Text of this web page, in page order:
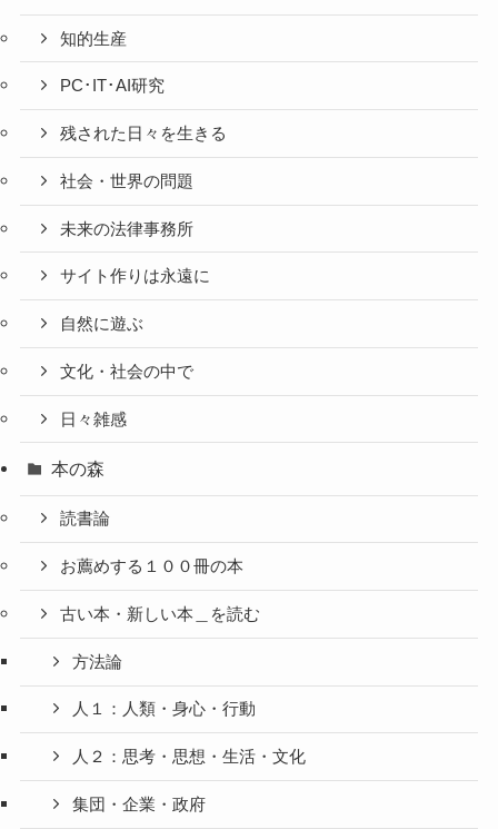
知的生産
PC･IT･AI研究
残された日々を生きる
社会・世界の問題
未来の法律事務所
サイト作りは永遠に
自然に遊ぶ
文化・社会の中で
日々雑感
本の森
読書論
お薦めする１００冊の本
古い本・新しい本＿を読む
方法論
人１：人類・身心・行動
人２：思考・思想・生活・文化
集団・企業・政府